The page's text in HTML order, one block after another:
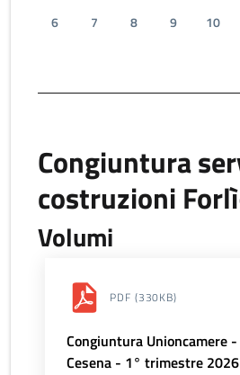
6
7 8 9 10
Congiuntura
costruzioni
Volumi
PDF (330KB)
Congiuntura Unioncamere
Cesena - 1° trimestre 2026